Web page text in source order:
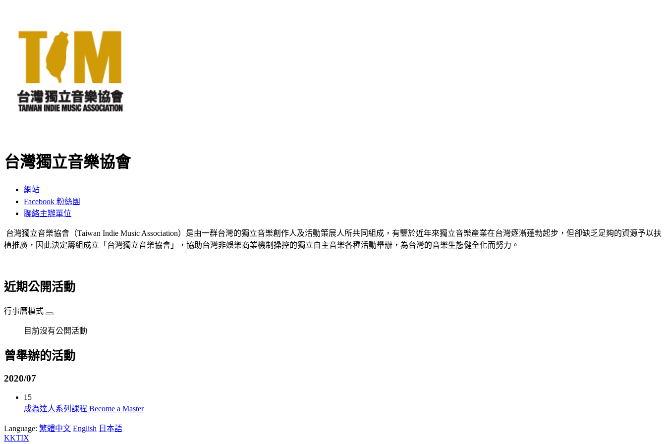
台灣獨立音樂協會
網站
Facebook 粉絲團
聯絡主辦單位
台灣獨立音樂協會（Taiwan Indie Music Association）是由一群台灣的獨立音樂創作人及活動策展人所共同組成，有鑒於近年來獨立音樂產業在台灣逐漸蓬勃起步，但卻缺乏足夠的資源予以扶
植推廣，因此決定籌組成立「台灣獨立音樂協會」，協助台灣非娛樂商業機制操控的獨立自主音樂各種活動舉辦，為台灣的音樂生態健全化而努力。
近期公開活動
行事曆模式
目前沒有公開活動
曾舉辦的活動
2020/07
15
成為達人系列課程 Become a Master
Language: 繁體中文 English 日本語
KKTIX